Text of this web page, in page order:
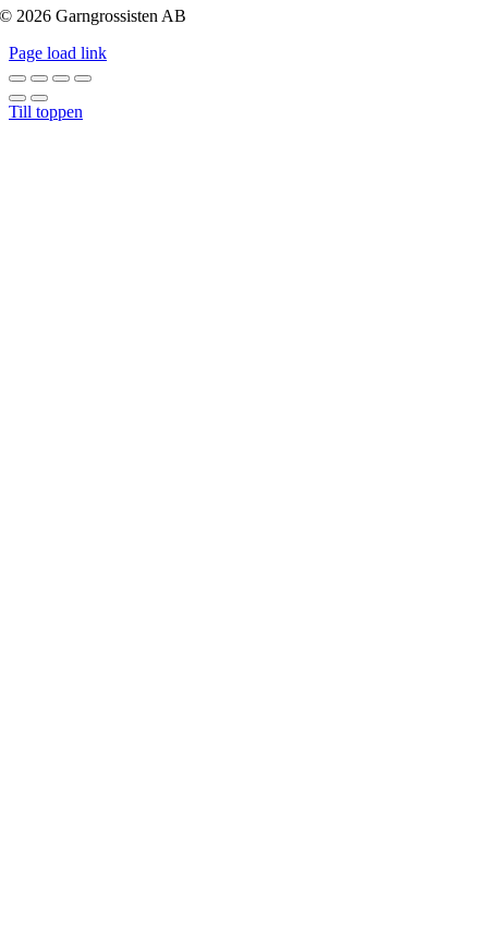
© 2026 Garngrossisten AB
Page load link
Till toppen